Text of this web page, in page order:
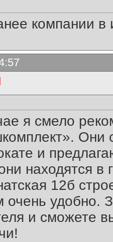
компании в
я смело
Они
и
находятся в
12б
очень удобно.
и сможете